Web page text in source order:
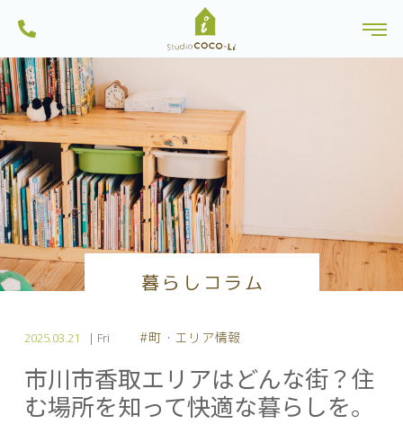
Skip
to
content
株式会社スタジオCoco-Li｜注文住宅・リフォーム・リノベーションは一級建
築士のいるココリにおまかせ|千葉県船橋市
ンから土地探しを行っている一級建築士事務所・工務店です。船橋市内のモ
デルハウスは見学可能。習志野市・八千代市・鎌ヶ谷市にも建築実績多数。
一人ひとりに、心地よい暮らしを。お家を作る過程も楽しい家づくりを目指
しています。
暮らしコラム
2025.03.21 | Fri #町・エリア情報
市川市香取エリアはどんな街？住
む場所を知って快適な暮らしを。